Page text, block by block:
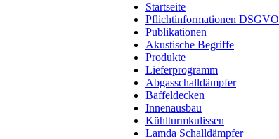
Startseite
Pflichtinformationen DSGVO
Publikationen
Akustische Begriffe
Produkte
Lieferprogramm
Abgasschalldämpfer
Baffeldecken
Innenausbau
Kühlturmkulissen
Lamda Schalldämpfer